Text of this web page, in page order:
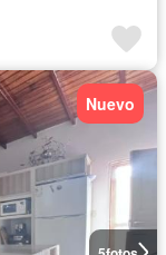
Nuevo